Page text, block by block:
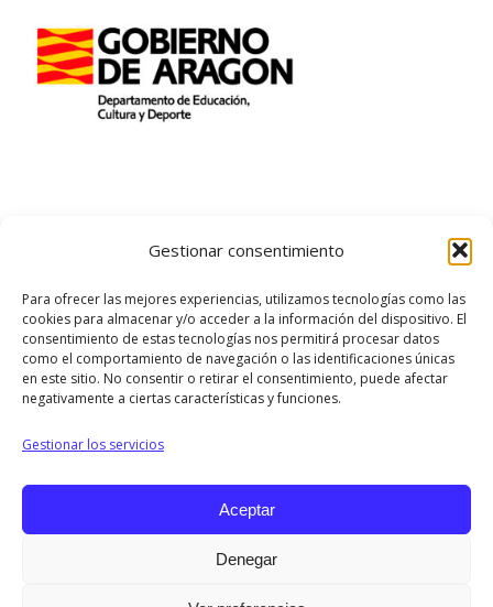
Gestionar consentimiento
Para ofrecer las mejores experiencias, utilizamos tecnologías como las
cookies para almacenar y/o acceder a la información del dispositivo. El
consentimiento de estas tecnologías nos permitirá procesar datos
como el comportamiento de navegación o las identificaciones únicas
en este sitio. No consentir o retirar el consentimiento, puede afectar
negativamente a ciertas características y funciones.
Gestionar los servicios
Aceptar
Denegar